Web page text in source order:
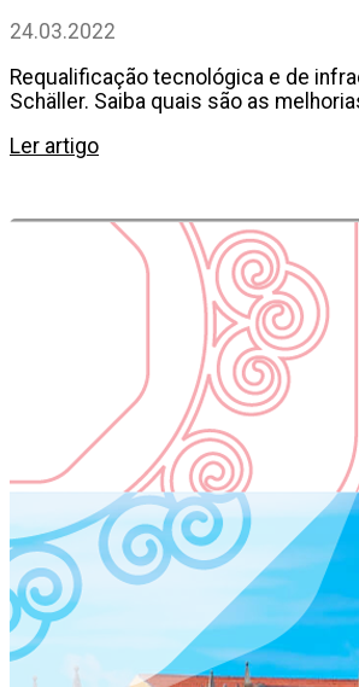
24.03.2022
Requalificação tecnológica e de
Schäller. Saiba quais são as
Ler artigo